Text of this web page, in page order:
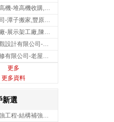
瑞昌機械堆高機-堆高機收購,新北市堆高機,桃園堆高機
迎家搬家公司-潭子搬家,豐原搬家,大雅搬家,大甲搬家,台中推薦搬家,台中搬家
睛展貨架工廠-展示架工廠,陳列架,台中展示架工廠
山水園藝景觀設計有限公司-景觀工程,景觀設計,新竹園藝工程,新竹景觀設計
貫捷室內裝修有限公司-老屋翻新工程,台中老屋翻新工程,台中舊屋翻新
更多
更多資料
新選
勇志結構補強工程-結構補強工程 ,桃園結構補強工程,龍潭結構補強工程